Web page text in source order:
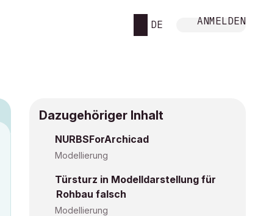
DE ANMELDEN
Dazugehöriger Inhalt
NURBSForArchicad
Modellierung
Türsturz in Modelldarstellung für
Rohbau falsch
Modellierung